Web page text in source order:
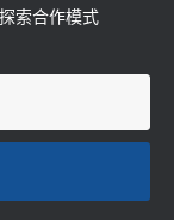
索合作模式